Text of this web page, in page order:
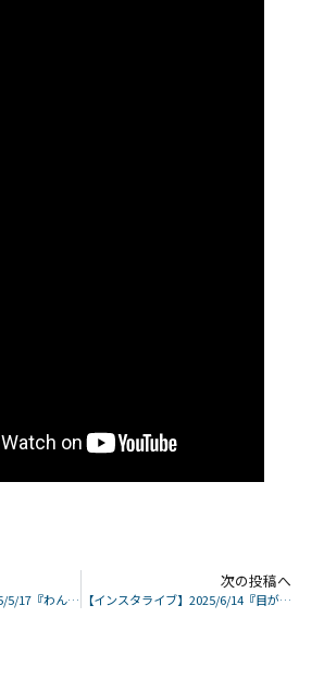
【インスタライブ】2025/5/17『わんちゃんとねこちゃんの心雑音が聞こえたら？』解説
次の投稿へ
【インスタライブ】2025/6/14『目が見えていないのサイン~意外と見えないって気づきにくい~』解説